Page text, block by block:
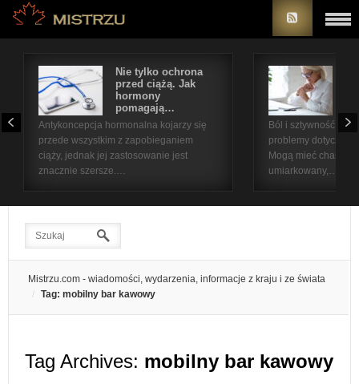
Nie tylko ochrona
przed ciążą. Jak
hormony
pomagają…
Antykoncepcja hormonalna kojarzy się
przede wszystkim z zapobieganiem
ciąży, jednak jej zastosowanie jest
znacznie szersze.…
Ból i sztywność
problemy
Mogą mieć
umiarkowany,…
Mistrzu.com - wiadomości, wydarzenia, informacje z kraju i ze świata
Tag: mobilny bar kawowy
Tag Archives: mobilny bar kawowy